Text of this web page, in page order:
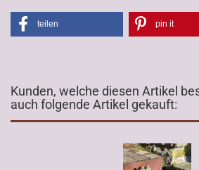
teilen pin it
Kunden, welche diesen Artikel
auch folgende Artikel gekauft: